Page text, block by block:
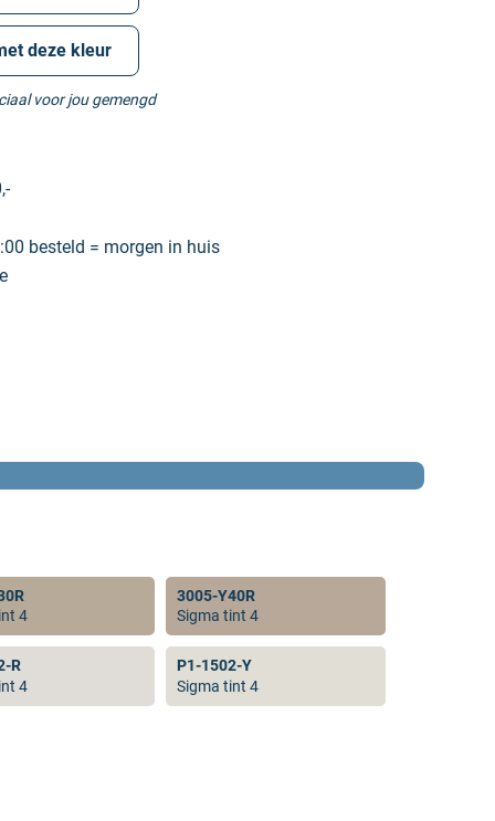
deze kleur
voor jou gemengd
besteld = morgen in huis
4
3005-Y40R
Sigma tint 4
R
4
P1-1502-Y
Sigma tint 4